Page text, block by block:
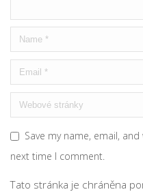
Save my name, email,
next time I comment.
Tato stránka je chráněna